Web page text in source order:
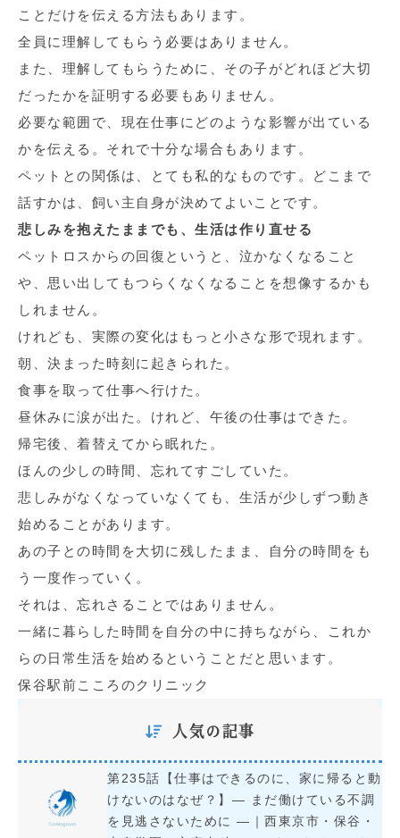
ことだけを伝える方法もあります。
全員に理解してもらう必要はありません。
また、理解してもらうために、その子がどれほど大切
だったかを証明する必要もありません。
必要な範囲で、現在仕事にどのような影響が出ている
かを伝える。それで十分な場合もあります。
ペットとの関係は、とても私的なものです。どこまで
話すかは、飼い主自身が決めてよいことです。
悲しみを抱えたままでも、生活は作り直せる
ペットロスからの回復というと、泣かなくなること
や、思い出してもつらくなくなることを想像するかも
しれません。
けれども、実際の変化はもっと小さな形で現れます。
朝、決まった時刻に起きられた。
食事を取って仕事へ行けた。
昼休みに涙が出た。けれど、午後の仕事はできた。
帰宅後、着替えてから眠れた。
ほんの少しの時間、忘れてすごしていた。
悲しみがなくなっていなくても、生活が少しずつ動き
始めることがあります。
あの子との時間を大切に残したまま、自分の時間をも
う一度作っていく。
それは、忘れさることではありません。
一緒に暮らした時間を自分の中に持ちながら、これか
らの日常生活を始めるということだと思います。
保谷駅前こころのクリニック
人気の記事
第235話【仕事はできるのに、家に帰ると動
けないのはなぜ？】― まだ働けている不調
を見逃さないために ―｜西東京市・保谷・